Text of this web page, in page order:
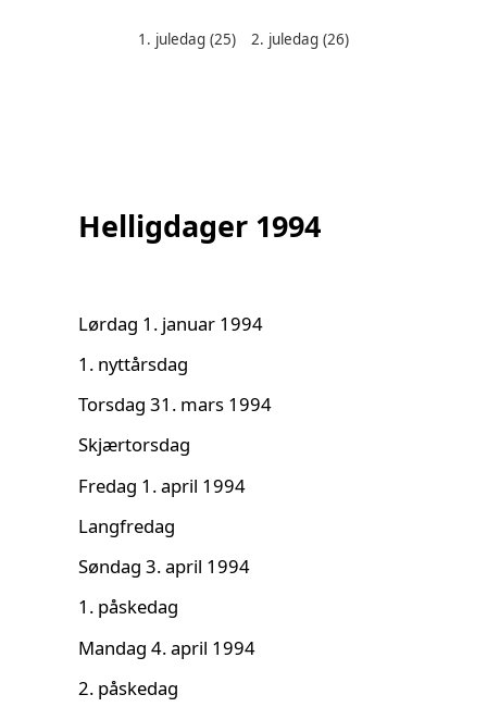
Helligdager denne måneden:
1. juledag(25) 2. juledag (26)
Helligdager 1994
Lørdag 1. januar 1994
1. nyttårsdag
Torsdag 31. mars 1994
Skjærtorsdag
Fredag 1. april 1994
Langfredag
Søndag 3. april 1994
1. påskedag
Mandag 4. april 1994
2. påskedag